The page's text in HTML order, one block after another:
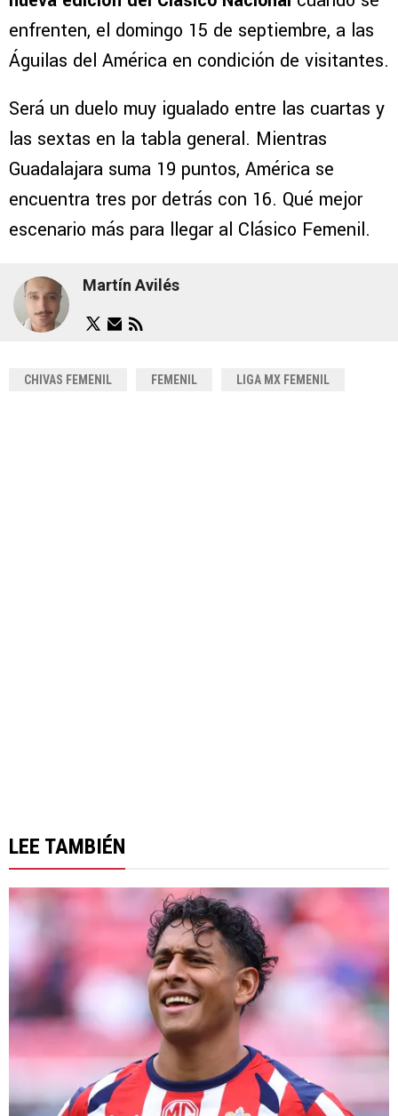
enfrenten, el domingo 15 de septiembre, a las
Águilas del América en condición de visitantes.
Será un duelo muy igualado entre las cuartas y
las sextas en la tabla general. Mientras
Guadalajara suma 19 puntos, América se
encuentra tres por detrás con 16. Qué mejor
escenario más para llegar al Clásico Femenil.
Martín Avilés
CHIVAS FEMENIL FEMENIL LIGA MX FEMENIL
LEE TAMBIÉN